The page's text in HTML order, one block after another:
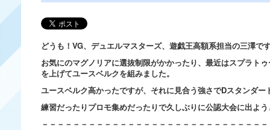
どうも！VG、デュエルマスターズ、遊戯王高額系担当の三澤で
お気にのマグノリアに選抜制限がかかったり、最近はスプラト
を上げてユースベルクを組みました。
ユースベルク高かったですが、それに見合う強さでDスタンダ
練習だったりプロモ集めだったりで久しぶりに公認大会に出よ
－－－－－－－－－－－－－－－－－－－－－－－－－－－－